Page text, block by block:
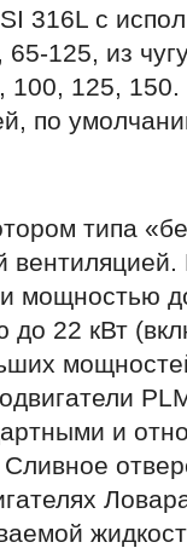
316L с
125, из
100, 125,
по
типа
мощностью
22 кВт
и